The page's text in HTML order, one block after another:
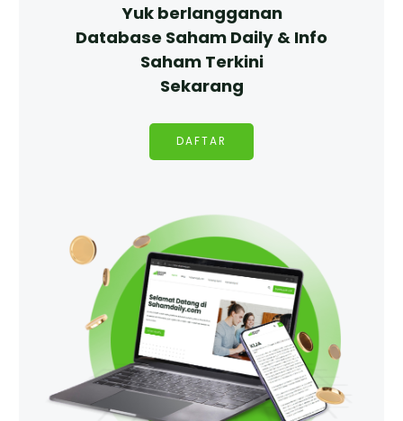
Yuk berlangganan
Database Saham Daily & Info
Saham Terkini
Sekarang
DAFTAR